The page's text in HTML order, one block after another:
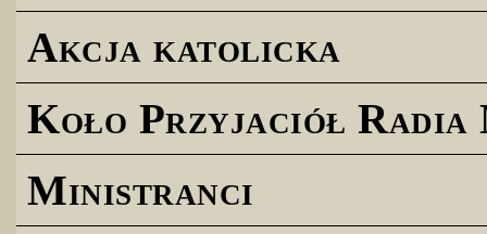
Akcja katolicka
Koło Przyjaciół
Ministranci